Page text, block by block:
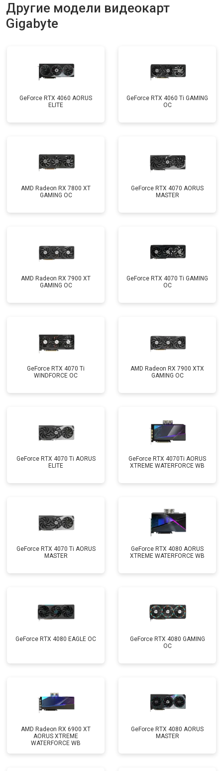
Другие модели видеокарт
Gigabyte
GeForce RTX 4060 AORUS
ELITE
GeForce RTX 4060 Ti GAMING
OC
AMD Radeon RX 7800 XT
GAMING OC
GeForce RTX 4070 AORUS
MASTER
AMD Radeon RX 7900 XT
GAMING OC
GeForce RTX 4070 Ti GAMING
OC
GeForce RTX 4070 Ti
WINDFORCE OC
AMD Radeon RX 7900 XTX
GAMING OC
GeForce RTX 4070 Ti AORUS
ELITE
GeForce RTX 4070Ti AORUS
XTREME WATERFORCE WB
GeForce RTX 4070 Ti AORUS
MASTER
GeForce RTX 4080 AORUS
XTREME WATERFORCE WB
GeForce RTX 4080 EAGLE OC
GeForce RTX 4080 GAMING
OC
AMD Radeon RX 6900 XT
AORUS XTREME
WATERFORCE WB
GeForce RTX 4080 AORUS
MASTER